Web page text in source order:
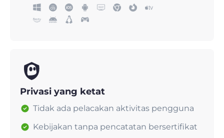
Privasi yang ketat
Tidak ada pelacakan aktivitas pengguna
Kebijakan tanpa pencatatan bersertifikat